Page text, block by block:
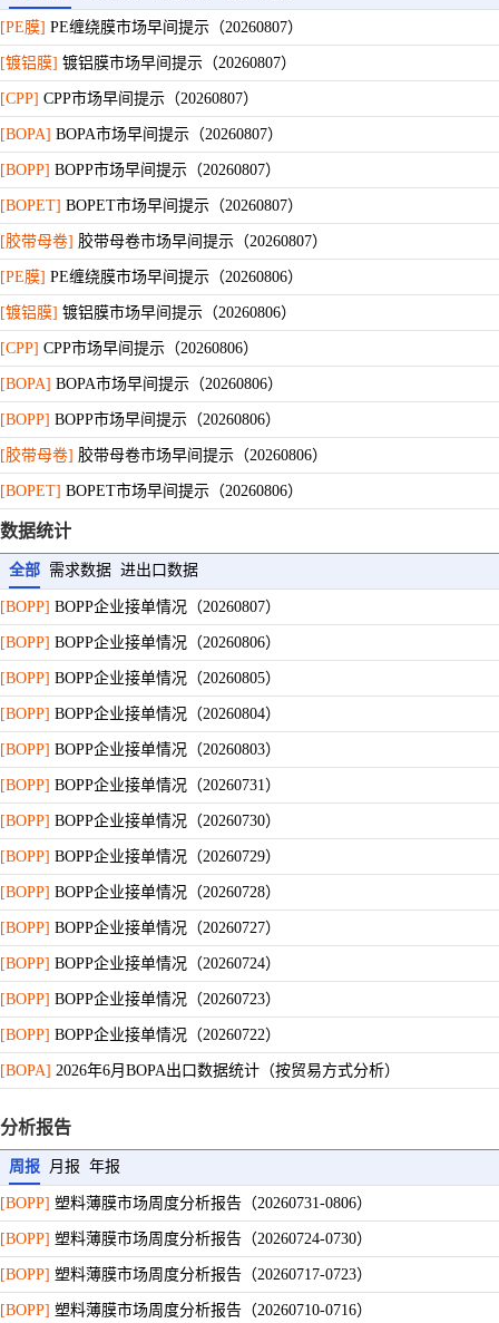
[PE膜] PE缠绕膜市场早间提示（20260807）
[镀铝膜] 镀铝膜市场早间提示（20260807）
[CPP] CPP市场早间提示（20260807）
[BOPA] BOPA市场早间提示（20260807）
[BOPP] BOPP市场早间提示（20260807）
[BOPET] BOPET市场早间提示（20260807）
[胶带母卷] 胶带母卷市场早间提示（20260807）
[PE膜] PE缠绕膜市场早间提示（20260806）
[镀铝膜] 镀铝膜市场早间提示（20260806）
[CPP] CPP市场早间提示（20260806）
[BOPA] BOPA市场早间提示（20260806）
[BOPP] BOPP市场早间提示（20260806）
[胶带母卷] 胶带母卷市场早间提示（20260806）
[BOPET] BOPET市场早间提示（20260806）
[PE膜]PE缠绕膜市场早间提示（20260805）
数据统计
全部 需求数据 进出口数据
[BOPP] BOPP企业接单情况（20260807）
[BOPP] BOPP企业接单情况（20260806）
[BOPP] BOPP企业接单情况（20260805）
[BOPP] BOPP企业接单情况（20260804）
[BOPP] BOPP企业接单情况（20260803）
[BOPP] BOPP企业接单情况（20260731）
[BOPP] BOPP企业接单情况（20260730）
[BOPP] BOPP企业接单情况（20260729）
[BOPP] BOPP企业接单情况（20260728）
[BOPP] BOPP企业接单情况（20260727）
[BOPP] BOPP企业接单情况（20260724）
[BOPP] BOPP企业接单情况（20260723）
[BOPP] BOPP企业接单情况（20260722）
[BOPA] 2026年6月BOPA出口数据统计（按贸易方式分析）
分析报告
周报 月报 年报
[BOPP] 塑料薄膜市场周度分析报告（20260731-0806）
[BOPP] 塑料薄膜市场周度分析报告（20260724-0730）
[BOPP] 塑料薄膜市场周度分析报告（20260717-0723）
[BOPP] 塑料薄膜市场周度分析报告（20260710-0716）